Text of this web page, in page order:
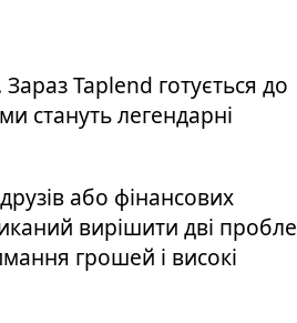
Taplend готується до
стануть легендарні
або фінансових
вирішити дві
грошей і високі